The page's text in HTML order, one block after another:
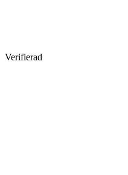
Verifierad